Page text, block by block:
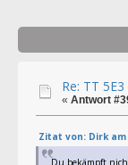
Re: TT
« Antwort
Zitat von: Dirk am